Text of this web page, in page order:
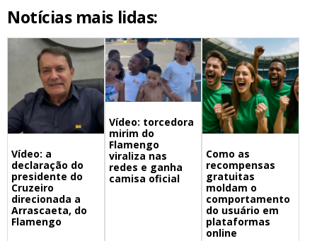
Notícias mais lidas:
Vídeo: a
declaração do
presidente do
Cruzeiro
direcionada a
Arrascaeta, do
Flamengo
Vídeo: torcedora
mirim do
Flamengo
viraliza nas
redes e ganha
camisa oficial
Como as
recompensas
gratuitas
moldam o
comportamento
do usuário em
plataformas
online